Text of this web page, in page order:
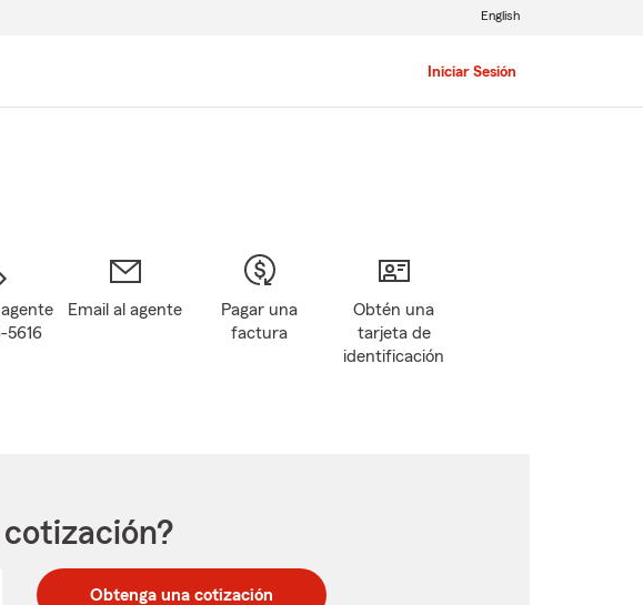
Iniciar Sesión
English
5616
Email al agente
Pagar una
factura
Obtén una
tarjeta de
identificación
Obtenga una cotización